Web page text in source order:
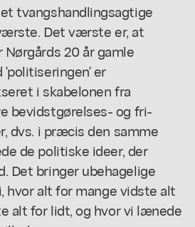
tvangshandlingsagtige
Det værste er, at
20 år gamle
er
i skabelonen fra
bevidstgørelses- og fri-
dvs. i præcis den samme
de politiske ideer, der
Det bringer ubehagelige
hvor alt for mange vidste alt
alt for lidt, og hvor vi lænede